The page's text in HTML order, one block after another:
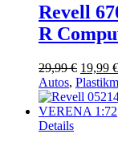
Revell
R
29,99€
Preis
war:
29,99 €
19,99 €
Autos,
Details